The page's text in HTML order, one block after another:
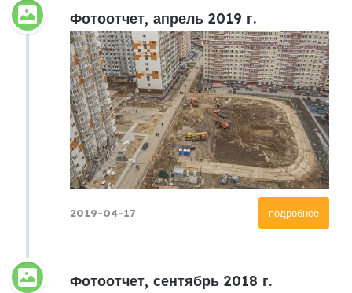
Фотоотчет, апрель 2019 г.
подробнее
2019-04-17
Фотоотчет, сентябрь 2018 г.